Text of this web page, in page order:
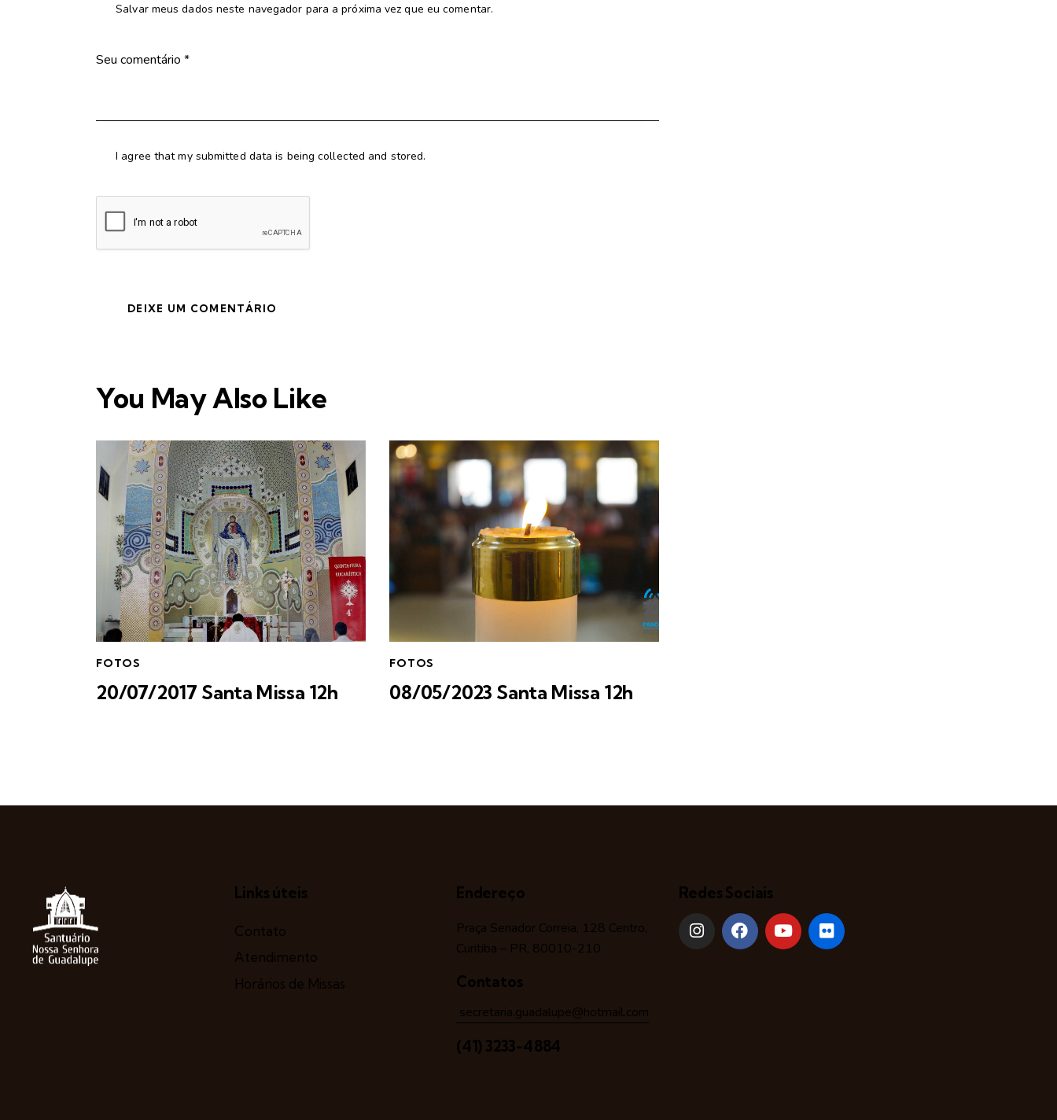
Salvar meus dados neste navegador para a próxima vez que eu comentar.
I agree that my submitted data is being collected and stored.
You May Also Like
FOTOS
20/07/2017 Santa Missa 12h
FOTOS
08/05/2023 Santa Missa 12h
Links úteis
Contato
Atendimento
Horários de Missas
Endereço
Praça Senador Correia, 128 Centro,
Curitiba – PR, 80010-210
Contatos
secretaria.guadalupe@hotmail.com
(41) 3233-4884
Redes Sociais